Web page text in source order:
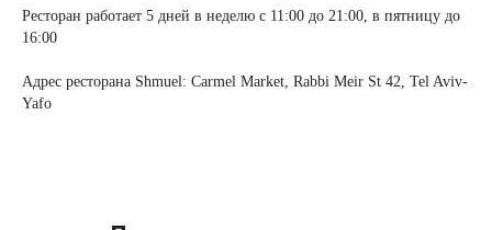
Ресторан работает 5 дней в неделю с 11:00 до 21:00, в пятницу до
16:00
Адрес ресторана Shmuel: Carmel Market, Rabbi Meir St 42, Tel Aviv-
Yafo